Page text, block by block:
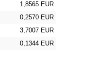
1,8565 EUR
0,2570 EUR
3,7007 EUR
0,1344 EUR